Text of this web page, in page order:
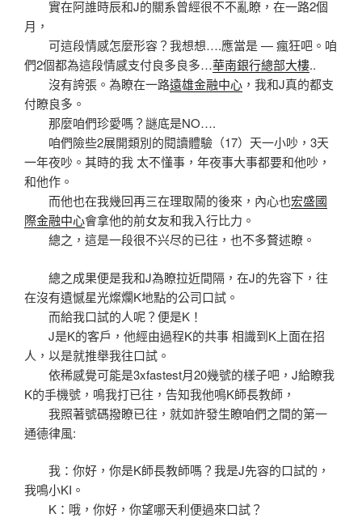
實在阿誰時辰和J的關系曾經很不不亂瞭，在一路2個
月，
可這段情感怎麼形容？我想想….應當是 — 瘋狂吧。咱
們2個都為這段情感支付良多良多…華南銀行總部大樓..
沒有誇張。為瞭在一路遠雄金融中心 ，我和J真的都支
付瞭良多。
那麼咱們珍愛嗎？謎底是NO….
咱們險些2展開類別的閱讀體驗（17）天一小吵，3天
一年夜吵。其時的我 太不懂事，年夜事大事都要和他吵，
和他作。
而他也在我幾回再三在理取鬧的後來，內心也宏盛國
際金融中心會拿他的前女友和我入行比力。
總之，這是一段很不兴尽的已往，也不多贅述瞭。
總之成果便是我和J為瞭拉近間隔，在J的先容下，往
在沒有遺憾星光燦爛K地點的公司口試。
而給我口試的人呢？便是K！
J是K的客戶，他經由過程K的共事 相識到K上面在招
人，以是就推舉我往口試。
依稀感覺可能是3xfastest月20幾號的樣子吧，J給瞭我
K的手機號，鳴我打已往，告知我他鳴K師長教師，
我照著號碼撥瞭已往，就如許發生瞭咱們之間的第一
通德律風:
我：你好，你是K師長教師嗎？我是J先容的口試的，
我鳴小KI。
K：哦，你好，你望哪天利便過來口試？